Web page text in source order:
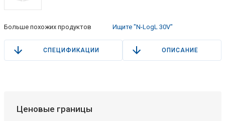
Больше похожих продуктов Ищите "N-LogL 30V"
СПЕЦИФИКАЦИИ ОПИСАНИЕ
Ценовые границы